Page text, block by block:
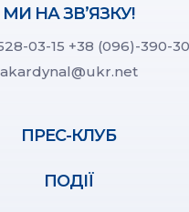
МИ НА ЗВ’ЯЗКУ!
03-15 +38 (096)-390-
akardynal@ukr.net
ПРЕС-КЛУБ
ПОДІЇ